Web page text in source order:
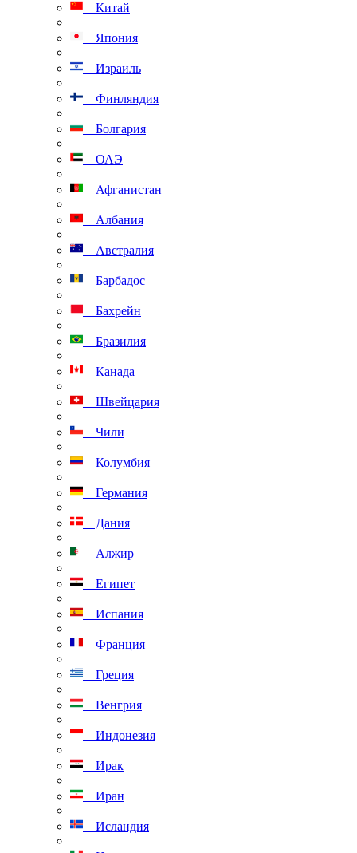
Китай
Япония
Израиль
Финляндия
Болгария
ОАЭ
Афганистан
Албания
Австралия
Барбадос
Бахрейн
Бразилия
Канада
Швейцария
Чили
Колумбия
Германия
Дания
Алжир
Египет
Испания
Франция
Греция
Венгрия
Индонезия
Ирак
Иран
Исландия